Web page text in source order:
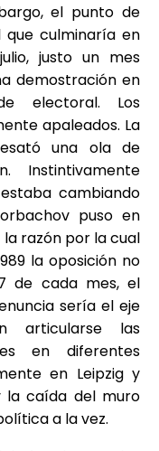
el punto de
culminaría en
justo un mes
demostración en
electoral. Los
apaleados. La
una ola de
Instintivamente
cambiando
puso en
razón por la cual
la oposición no
de cada mes, el
sería el eje
articularse las
en diferentes
en Leipzig y
la caída del muro
a la vez.